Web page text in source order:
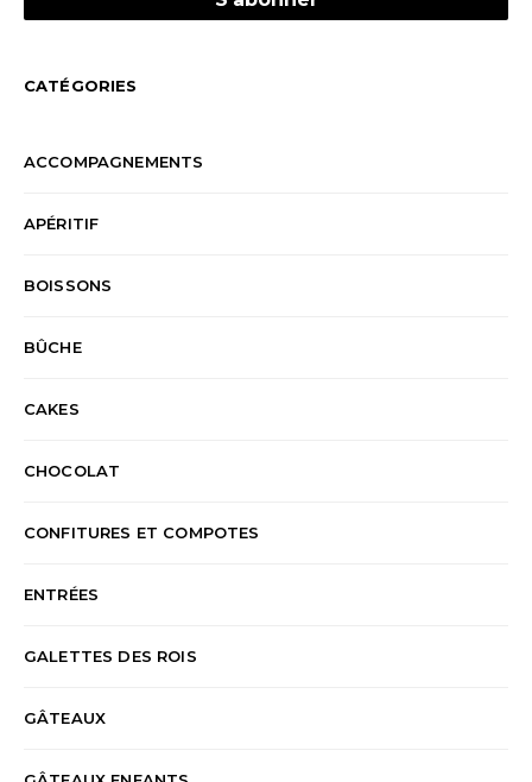
CATÉGORIES
ACCOMPAGNEMENTS
APÉRITIF
BOISSONS
BÛCHE
CAKES
CHOCOLAT
CONFITURES ET COMPOTES
ENTRÉES
GALETTES DES ROIS
GÂTEAUX